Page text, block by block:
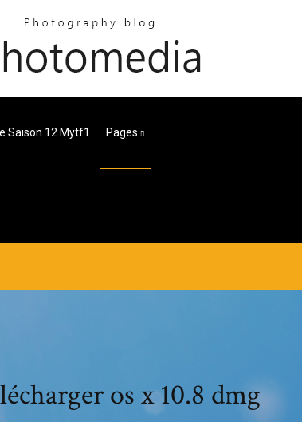
Saison 12 Mytf1 Pages
os x 10.8 dmg